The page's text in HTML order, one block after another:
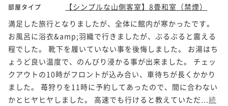
部屋タイプ
【シンプルな山側客室】8畳和室（禁煙）
満足した旅行となりましたが、全体に館内が寒かったです。
お風呂に浴衣&amp;羽織で行きましたが、ぶるぶると震える
程でした。 靴下を履いていない事を後悔しました。 お湯はち
ょうど良い温度で、のんびり浸かる事が出来ました。 チェッ
クアウトの10時がフロントが込み合い、車待ちが長くかかり
ました。 苺狩りを11時に予約してあったので、間に合わない
かとヒヤヒヤしました。 高速でも行けると教えていただ... 続